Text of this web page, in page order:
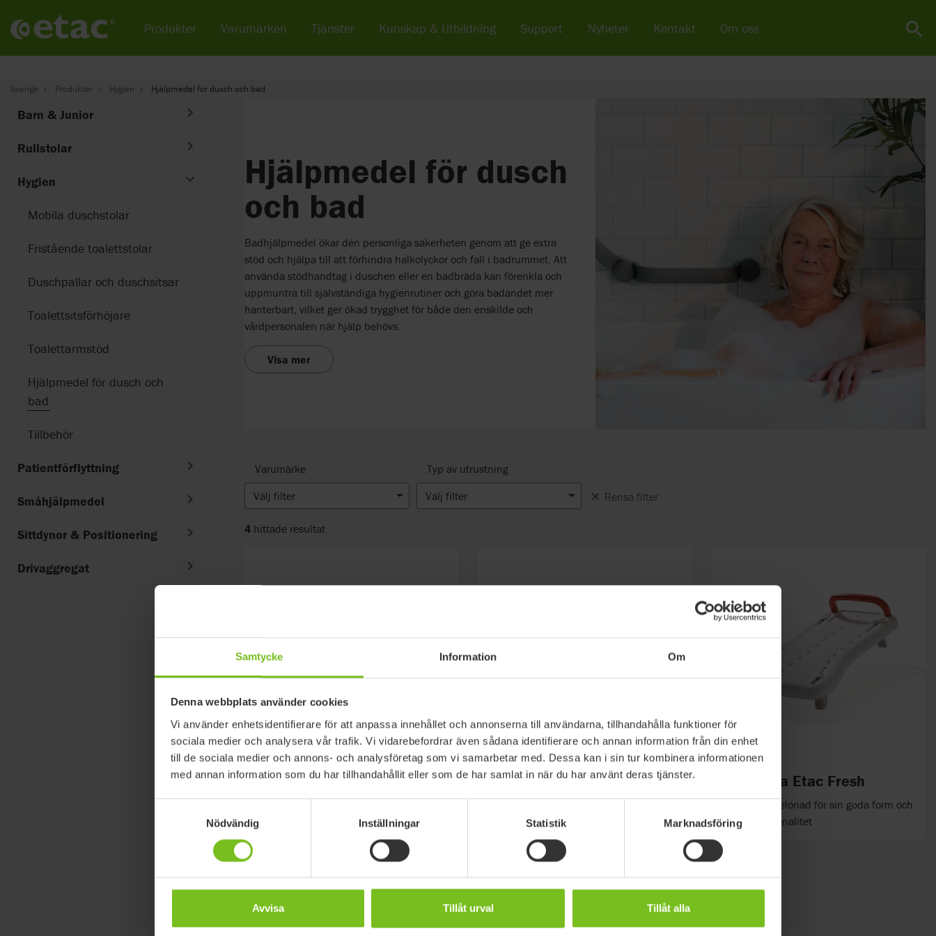
Samtycke Information Om
Denna webbplats använder cookies
Vi använder enhetsidentifierare för att anpassa innehållet och annonserna till användarna, tillhandahålla funktioner för
sociala medier och analysera vår trafik. Vi vidarebefordrar även sådana identifierare och annan information från din enhet
till de sociala medier och annons- och analysföretag som vi samarbetar med. Dessa kan i sin tur kombinera informationen
med annan information som du har tillhandahållit eller som de har samlat in när du har använt deras tjänster.
Nödvändig
Inställningar Statistik Marknadsföring
Avvisa Tillåt urval Tillåt alla
Sverige Produkter Hygien Hjälpmedel för dusch och bad
Barn & Junior
Rullstolar
Hygien
Mobila duschstolar
Fristående toalettstolar
Duschpallar och duschsitsar
Toalettsitsförhöjare
Toalettarmstöd
Hjälpmedel för dusch och
bad
Tillbehör
Patientförflyttning
Småhjälpmedel
Sittdynor & Positionering
Drivaggregat
Hjälpmedel för dusch
och bad
Badhjälpmedel ökar den personliga säkerheten genom att ge extra
stöd och hjälpa till att förhindra halkolyckor och fall i badrummet. Att
använda stödhandtag i duschen eller en badbräda kan förenkla och
uppmuntra till självständiga hygienrutiner och göra badandet mer
hanterbart, vilket ger ökad trygghet för både den enskilde och
vårdpersonalen när hjälp behövs.
Visa mer
Varumärke
Välj filter
Typ av utrustning
Välj filter
Rensa filter
4 hittade resultat
Stödhandtag Etac Flex Vägghandtag Etac Handy
med många användningsområden
Badbräda Etac Fresh
Flerfaldigt belönad för sin goda form och
höga funktionalitet
Produkter Varumärken Tjänster Kunskap & Utbildning Support Nyheter Kontakt Om oss